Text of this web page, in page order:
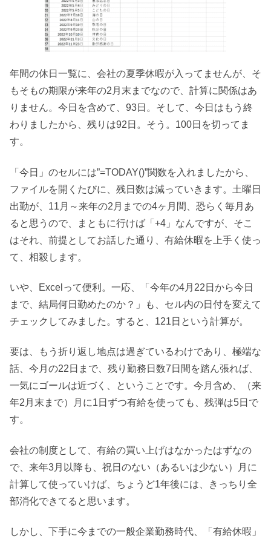
年間の休日一覧に、会社の夏季休暇が入ってませんが、そ
もそもの期限が来年の2月末までなので、計算に関係はあ
りません。今日を含めて、93日。そして、今日はもう終
わりましたから、残りは92日。そう。100日を切ってま
す。
「今日」のセルには”=TODAY()”関数を入れましたから、
ファイルを開くたびに、残日数は減っていきます。土曜日
出勤が、11月～来年の2月までの4ヶ月間、恐らく毎月あ
ると思うので、まともに行けば「+4」なんですが、そこ
はそれ、前提としてお話した通り、有給休暇を上手く使っ
て、相殺します。
いや、Excelって便利。一応、「今年の4月22日から今日
まで、結局何日勤めたのか？」も、セル内の日付を変えて
チェックしてみました。すると、121日という計算が。
要は、もう折り返し地点は過ぎているわけであり、極端な
話、今月の22日まで、残り勤務日数7日間を踏ん張れば、
一気にゴールは近づく、ということです。今月含め、（来
年2月末まで）月に1日ずつ有給を使っても、残弾は5日で
す。
会社の制度として、有給の買い上げはなかったはずなの
で、来年3月以降も、祝日のない（あるいは少ない）月に
計算して使っていけば、ちょうど1年後には、きっちり全
部消化できてると思います。
しかし、下手に今までの一般企業勤務時代、「有給休暇」